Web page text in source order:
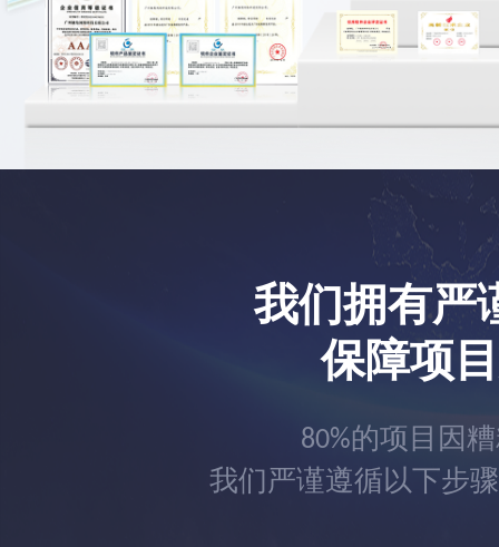
我们拥有严
保障项
80%的项目因
我们严谨遵循以下步